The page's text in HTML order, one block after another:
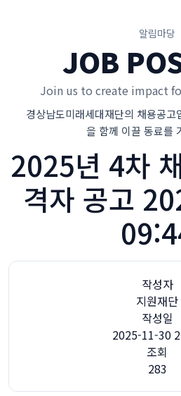
알림마당
JOB
Join us to create impact
경상남도미래세대재단의 채용공고
을 함께 이끌 동료를
2025년 4차
격자 공고
작성자
지원재단
작성일
2025-11-30
조회
283